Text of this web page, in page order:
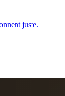
juste.